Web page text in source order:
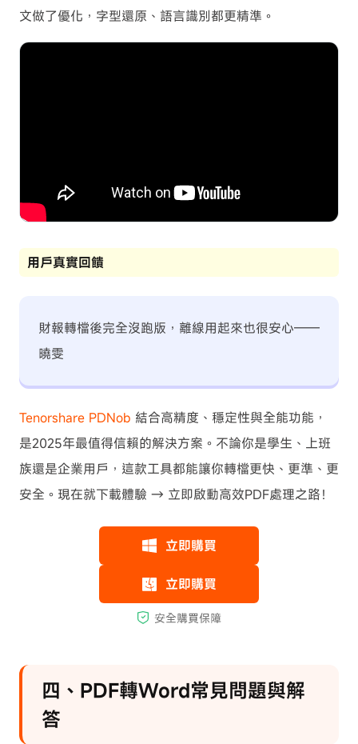
文做了優化，字型還原、語言識別都更精準。
用戶真實回饋
財報轉檔後完全沒跑版，離線用起來也很安心——
曉雯
Tenorshare PDNob 結合高精度、穩定性與全能功能，
是2025年最值得信賴的解決方案。不論你是學生、上班
族還是企業用戶，這款工具都能讓你轉檔更快、更準、更
安全。現在就下載體驗 → 立即啟動高效PDF處理之路！
四、PDF轉Word常見問題與解
答